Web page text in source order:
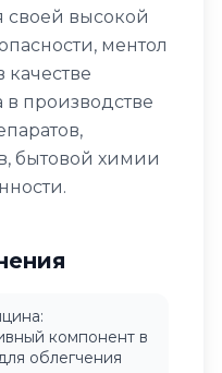
своей высокой
ментол
производстве
бытовой химии
компонент в
облегчения